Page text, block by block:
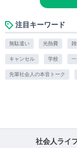
注目キーワード
無駄遣い 光熱費 雑
キャンセル 学校 一
先輩社会人の本音トーク
社会人ライ